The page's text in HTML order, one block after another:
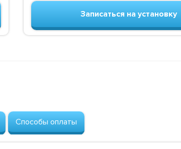
Записаться на установку
Способы оплаты